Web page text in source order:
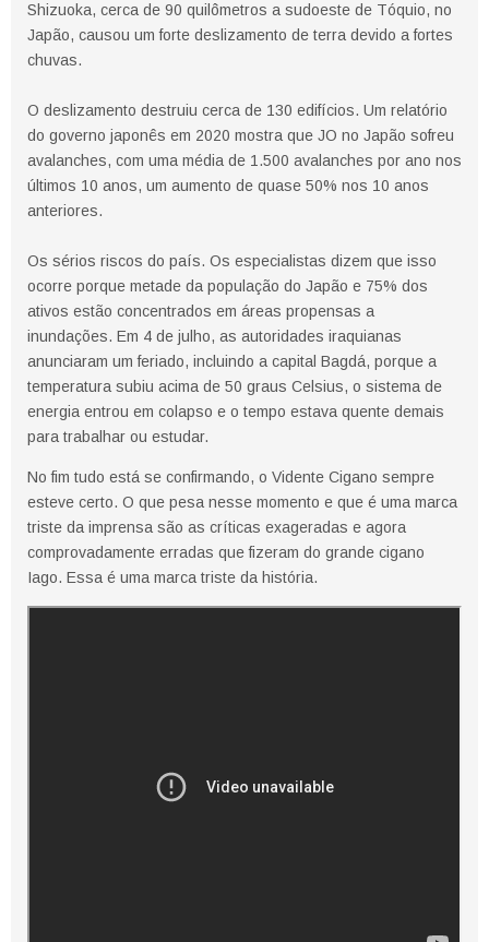
Shizuoka, cerca de 90 quilômetros a sudoeste de Tóquio, no
Japão, causou um forte deslizamento de terra devido a fortes
chuvas.
O deslizamento destruiu cerca de 130 edifícios. Um relatório
do governo japonês em 2020 mostra que JO no Japão sofreu
avalanches, com uma média de 1.500 avalanches por ano nos
últimos 10 anos, um aumento de quase 50% nos 10 anos
anteriores.
Os sérios riscos do país. Os especialistas dizem que isso
ocorre porque metade da população do Japão e 75% dos
ativos estão concentrados em áreas propensas a
inundações. Em 4 de julho, as autoridades iraquianas
anunciaram um feriado, incluindo a capital Bagdá, porque a
temperatura subiu acima de 50 graus Celsius, o sistema de
energia entrou em colapso e o tempo estava quente demais
para trabalhar ou estudar.
No fim tudo está se confirmando, o Vidente Cigano sempre
esteve certo. O que pesa nesse momento e que é uma marca
triste da imprensa são as críticas exageradas e agora
comprovadamente erradas que fizeram do grande cigano
Iago. Essa é uma marca triste da história.